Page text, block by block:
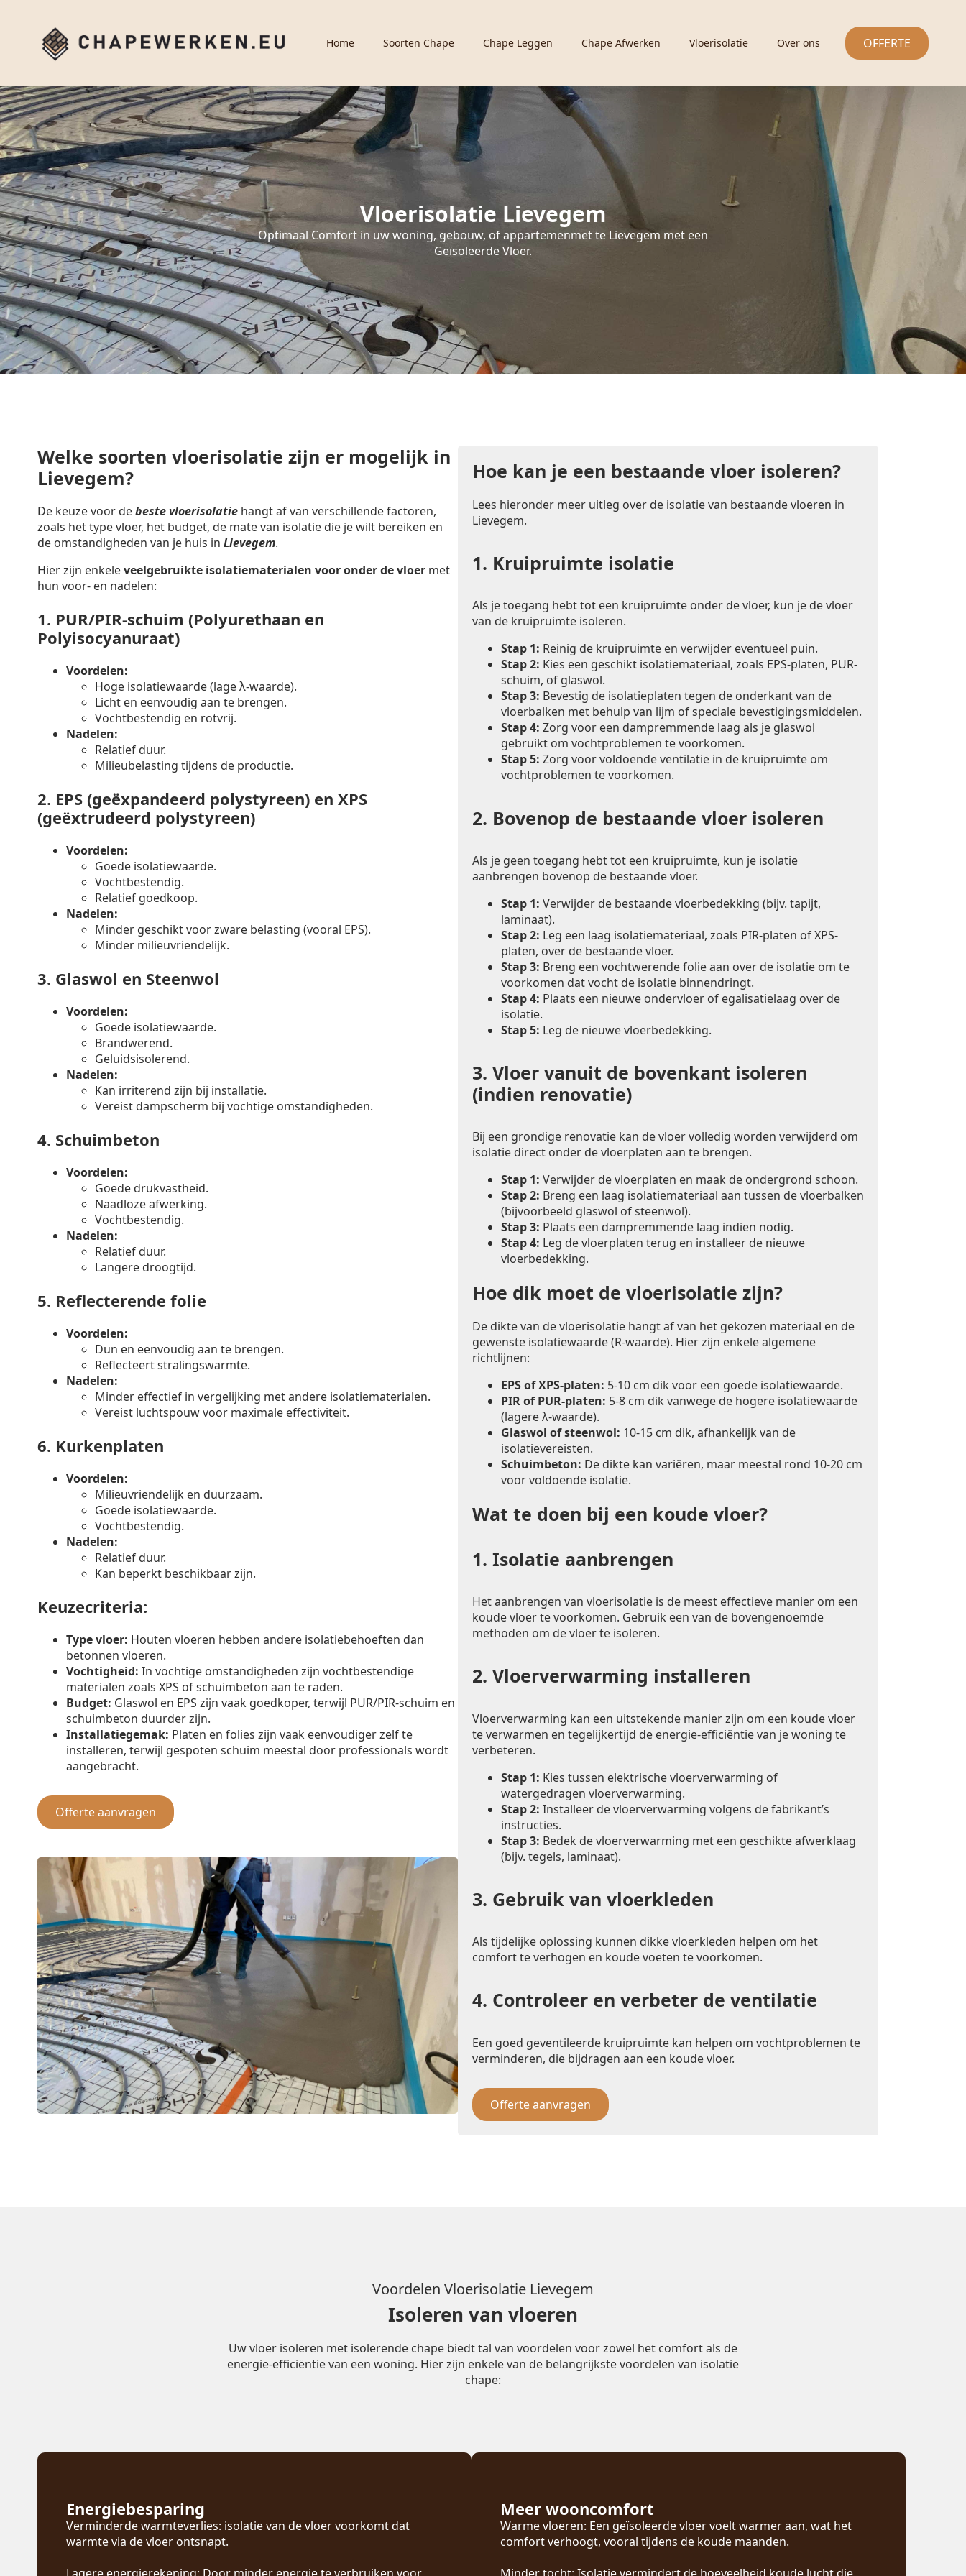
Home Soorten Chape Chape Leggen Chape Afwerken Vloerisolatie Over ons OFFERTE
Vloerisolatie Lievegem
Optimaal Comfort in uw woning, gebouw, of appartemenmet te Lievegem met een
Geïsoleerde Vloer.
Welke soorten vloerisolatie zijn er mogelijk in
Lievegem?
De keuze voor debeste vloerisolatie hangt af van verschillende factoren,
zoals het type vloer, het budget, de mate van isolatie die je wilt bereiken en
de omstandigheden van je huis in Lievegem.
Hier zijn enkeleveelgebruikte isolatiematerialen voor onder de vloer met
hun voor- en nadelen:
1. PUR/PIR-schuim (Polyurethaan en
Polyisocyanuraat)
Voordelen:
Hoge isolatiewaarde (lage λ-waarde).
Licht en eenvoudig aan te brengen.
Vochtbestendig en rotvrij.
Nadelen:
Relatief duur.
Milieubelasting tijdens de productie.
2. EPS (geëxpandeerd polystyreen) en XPS
(geëxtrudeerd polystyreen)
Voordelen:
Goede isolatiewaarde.
Vochtbestendig.
Relatief goedkoop.
Nadelen:
Minder geschikt voor zware belasting (vooral EPS).
Minder milieuvriendelijk.
3. Glaswol en Steenwol
Voordelen:
Goede isolatiewaarde.
Brandwerend.
Geluidsisolerend.
Nadelen:
Kan irriterend zijn bij installatie.
Vereist dampscherm bij vochtige omstandigheden.
4. Schuimbeton
Voordelen:
Goede drukvastheid.
Naadloze afwerking.
Vochtbestendig.
Nadelen:
Relatief duur.
Langere droogtijd.
5. Reflecterende folie
Voordelen:
Dun en eenvoudig aan te brengen.
Reflecteert stralingswarmte.
Nadelen:
Minder effectief in vergelijking met andere isolatiematerialen.
Vereist luchtspouw voor maximale effectiviteit.
6. Kurkenplaten
Voordelen:
Milieuvriendelijk en duurzaam.
Goede isolatiewaarde.
Vochtbestendig.
Nadelen:
Relatief duur.
Kan beperkt beschikbaar zijn.
Keuzecriteria:
Type vloer: Houten vloeren hebben andere isolatiebehoeften dan
betonnen vloeren.
Vochtigheid: In vochtige omstandigheden zijn vochtbestendige
materialen zoals XPS of schuimbeton aan te raden.
Budget: Glaswol en EPS zijn vaak goedkoper, terwijl PUR/PIR-schuim en
schuimbeton duurder zijn.
Installatiegemak: Platen en folies zijn vaak eenvoudiger zelf te
installeren, terwijl gespoten schuim meestal door professionals wordt
aangebracht.
Offerte aanvragen
Hoe kan je een bestaande vloer isoleren?
Lees hieronder meer uitleg over de isolatie van bestaande vloeren in
Lievegem.
1. Kruipruimte isolatie
Als je toegang hebt tot een kruipruimte onder de vloer, kun je de vloer
van de kruipruimte isoleren.
Stap 1: Reinig de kruipruimte en verwijder eventueel puin.
Stap 2: Kies een geschikt isolatiemateriaal, zoals EPS-platen, PUR-
schuim, of glaswol.
Stap 3: Bevestig de isolatieplaten tegen de onderkant van de
vloerbalken met behulp van lijm of speciale bevestigingsmiddelen.
Stap 4: Zorg voor een dampremmende laag als je glaswol
gebruikt om vochtproblemen te voorkomen.
Stap 5: Zorg voor voldoende ventilatie in de kruipruimte om
vochtproblemen te voorkomen.
2. Bovenop de bestaande vloer isoleren
Als je geen toegang hebt tot een kruipruimte, kun je isolatie
aanbrengen bovenop de bestaande vloer.
Stap 1: Verwijder de bestaande vloerbedekking (bijv. tapijt,
laminaat).
Stap 2: Leg een laag isolatiemateriaal, zoals PIR-platen of XPS-
platen, over de bestaande vloer.
Stap 3: Breng een vochtwerende folie aan over de isolatie om te
voorkomen dat vocht de isolatie binnendringt.
Stap 4: Plaats een nieuwe ondervloer of egalisatielaag over de
isolatie.
Stap 5: Leg de nieuwe vloerbedekking.
3. Vloer vanuit de bovenkant isoleren
(indien renovatie)
Bij een grondige renovatie kan de vloer volledig worden verwijderd om
isolatie direct onder de vloerplaten aan te brengen.
Stap 1: Verwijder de vloerplaten en maak de ondergrond schoon.
Stap 2: Breng een laag isolatiemateriaal aan tussen de vloerbalken
(bijvoorbeeld glaswol of steenwol).
Stap 3: Plaats een dampremmende laag indien nodig.
Stap 4: Leg de vloerplaten terug en installeer de nieuwe
vloerbedekking.
Hoe dik moet de vloerisolatie zijn?
De dikte van de vloerisolatie hangt af van het gekozen materiaal en de
gewenste isolatiewaarde (R-waarde). Hier zijn enkele algemene
richtlijnen:
EPS of XPS-platen: 5-10 cm dik voor een goede isolatiewaarde.
PIR of PUR-platen: 5-8 cm dik vanwege de hogere isolatiewaarde
(lagere λ-waarde).
Glaswol of steenwol: 10-15 cm dik, afhankelijk van de
isolatievereisten.
Schuimbeton: De dikte kan variëren, maar meestal rond 10-20 cm
voor voldoende isolatie.
Wat te doen bij een koude vloer?
1. Isolatie aanbrengen
Het aanbrengen van vloerisolatie is de meest effectieve manier om een
koude vloer te voorkomen. Gebruik een van de bovengenoemde
methoden om de vloer te isoleren.
2. Vloerverwarming installeren
Vloerverwarming kan een uitstekende manier zijn om een koude vloer
te verwarmen en tegelijkertijd de energie-efficiëntie van je woning te
verbeteren.
Stap 1: Kies tussen elektrische vloerverwarming of
watergedragen vloerverwarming.
Stap 2: Installeer de vloerverwarming volgens de fabrikant’s
instructies.
Stap 3: Bedek de vloerverwarming met een geschikte afwerklaag
(bijv. tegels, laminaat).
3. Gebruik van vloerkleden
Als tijdelijke oplossing kunnen dikke vloerkleden helpen om het
comfort te verhogen en koude voeten te voorkomen.
4. Controleer en verbeter de ventilatie
Een goed geventileerde kruipruimte kan helpen om vochtproblemen te
verminderen, die bijdragen aan een koude vloer.
Offerte aanvragen
Voordelen Vloerisolatie Lievegem
Isoleren van vloeren
Uw vloer isoleren met isolerende chape biedt tal van voordelen voor zowel het comfort als de
energie-efficiëntie van een woning. Hier zijn enkele van de belangrijkste voordelen van isolatie
chape:
Energiebesparing
Verminderde warmteverlies: isolatie van de vloer voorkomt dat
warmte via de vloer ontsnapt.
Lagere energierekening: Door minder energie te verbruiken voor
Meer wooncomfort
Warme vloeren: Een geïsoleerde vloer voelt warmer aan, wat het
comfort verhoogt, vooral tijdens de koude maanden.
Minder tocht: Isolatie vermindert de hoeveelheid koude lucht die